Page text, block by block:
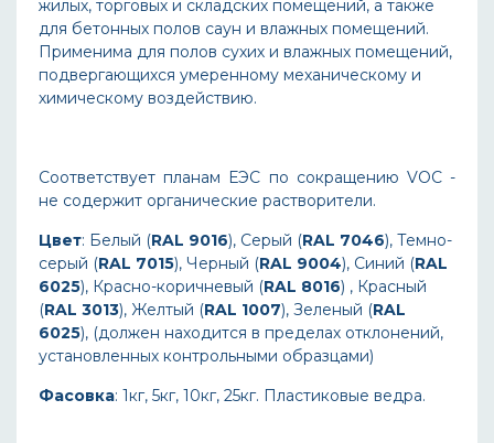
жилых, торговых и складских помещений, а также
для бетонных полов саун и влажных помещений.
Применима для полов сухих и влажных помещений,
подвергающихся умеренному механическому и
химическому воздействию.
Соответствует планам ЕЭС по сокращению VOC -
не содержит органические растворители.
Цвет: Белый (RAL 9016), Серый (RAL 7046), Темно-
серый (RAL 7015), Черный (RAL 9004), Синий (RAL
6025), Красно-коричневый (RAL 8016) , Красный
(RAL 3013), Желтый (RAL 1007), Зеленый (RAL
6025), (должен находится в пределах отклонений,
установленных контрольными образцами)
Фасовка: 1кг, 5кг, 10кг, 25кг. Пластиковые ведра.